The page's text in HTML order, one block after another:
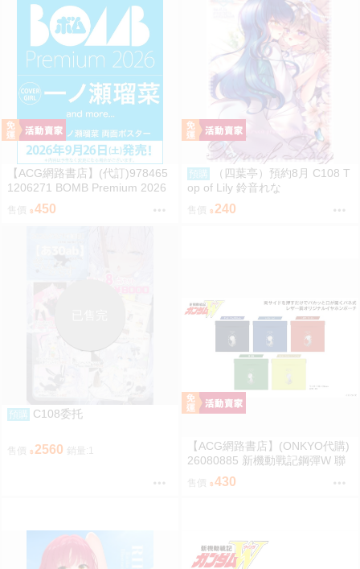
【ACG網路書店】(代訂)978465
1206271 BOMB Premium 2026
封面:一ノ瀬瑠菜 附:雙面海報
售價 450
預購
（四葉亭）預約8月 C108 T
op of Lily 鈴音れな
售價 240
預購 C108委托
售價 2560 銷量:1
【ACG網路書店】(ONKYO代購)
26080885 新機動戰記鋼彈W 聯
名耳機 收納包
售價 430